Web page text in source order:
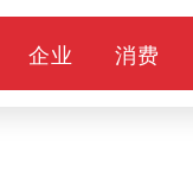
企业 消费